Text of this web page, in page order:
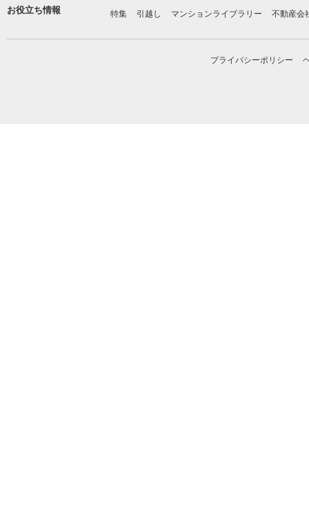
お役立ち情報 特集 引越し マンションライブラリー 不動産会
プライバシーポリシー